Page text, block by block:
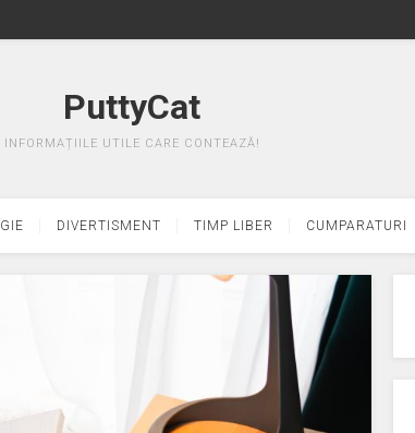
PuttyCat
INFORMAȚIILE UTILE CARE CONTEAZĂ!
DIVERTISMENT TIMP LIBER CUMPARATURI